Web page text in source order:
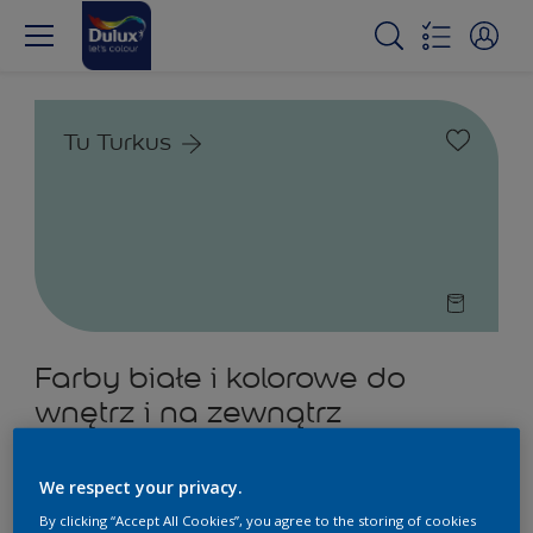
Tu Turkus
Farby białe i kolorowe do
wnętrz i na zewnątrz
We respect your privacy.
By clicking “Accept All Cookies”, you agree to the storing of cookies